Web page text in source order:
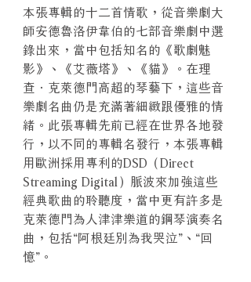
本張專輯的十二首情歌，從音樂劇大
師安德魯洛伊韋伯的七部音樂劇中選
錄出來，當中包括知名的《歌劇魅
影》、《艾薇塔》、《貓》。在理
查．克萊德門高超的琴藝下，這些音
樂劇名曲仍是充滿著細緻跟優雅的情
緒。此張專輯先前已經在世界各地發
行，以不同的專輯名發行，本張專輯
用歐洲採用專利的DSD（Direct
Streaming Digital）脈波來加強這些
經典歌曲的聆聽度，當中更有許多是
克萊德門為人津津樂道的鋼琴演奏名
曲，包括“阿根廷別為我哭泣”、“回
憶”。